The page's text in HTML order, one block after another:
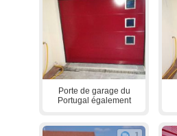
Porte de garage du
Portugal également